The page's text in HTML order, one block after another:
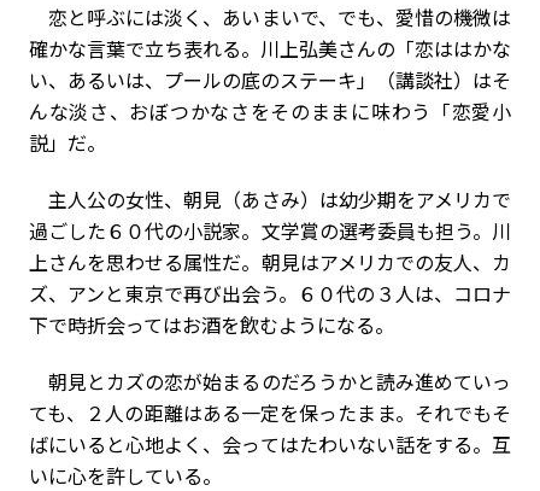
恋と呼ぶには淡く、あいまいで、でも、愛惜の機微は
確かな言葉で立ち表れる。川上弘美さんの「恋ははかな
い、あるいは、プールの底のステーキ」（講談社）はそ
んな淡さ、おぼつかなさをそのままに味わう「恋愛小
説」だ。
主人公の女性、朝見（あさみ）は幼少期をアメリカで
過ごした６０代の小説家。文学賞の選考委員も担う。川
上さんを思わせる属性だ。朝見はアメリカでの友人、カ
ズ、アンと東京で再び出会う。６０代の３人は、コロナ
下で時折会ってはお酒を飲むようになる。
朝見とカズの恋が始まるのだろうかと読み進めていっ
ても、２人の距離はある一定を保ったまま。それでもそ
ばにいると心地よく、会ってはたわいない話をする。互
いに心を許している。